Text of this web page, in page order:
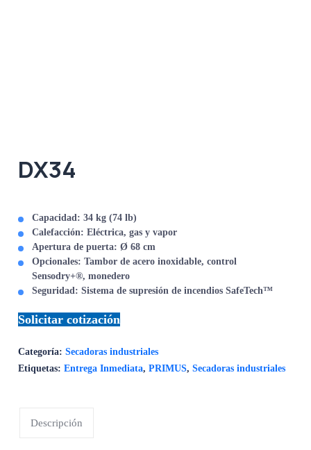
DX34
Capacidad: 34 kg (74 lb)
Calefacción: Eléctrica, gas y vapor
Apertura de puerta: Ø 68 cm
Opcionales: Tambor de acero inoxidable, control
Sensodry+®, monedero
Seguridad: Sistema de supresión de incendios SafeTech™
Solicitar cotización
Categoría:Secadoras industriales
Etiquetas:Entrega Inmediata,PRIMUS,Secadoras industriales
Descripción